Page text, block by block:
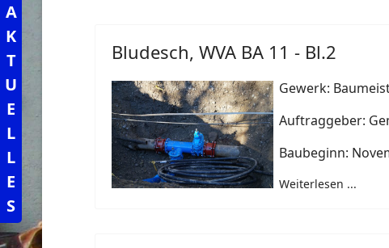
Bludesch, WVA BA 11 - Bl.2
Gewerk:
Auftraggeber:
Baubeginn:
Weiterlesen ...
A
K
T
U
E
L
L
E
S